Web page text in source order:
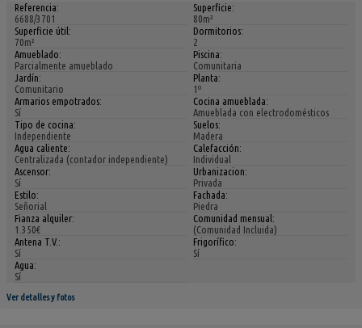
Referencia:
6688/3701
Superficie:
80m²
Superficie útil:
70m²
Dormitorios:
2
Amueblado:
Parcialmente amueblado
Piscina:
Comunitaria
Jardín:
Comunitario
Planta:
1º
Armarios empotrados:
Sí
Cocina amueblada:
Amueblada con electrodomésticos
Tipo de cocina:
Independiente
Suelos:
Madera
Agua caliente:
Centralizada (contador independiente)
Calefacción:
Individual
Ascensor:
Sí
Urbanizacion:
Privada
Estilo:
Señorial
Fachada:
Piedra
Fianza alquiler:
1.350€
Comunidad mensual:
(Comunidad Incluida)
Antena T.V.:
Sí
Frigorífico:
Sí
Agua:
Sí
Ver detalles y fotos